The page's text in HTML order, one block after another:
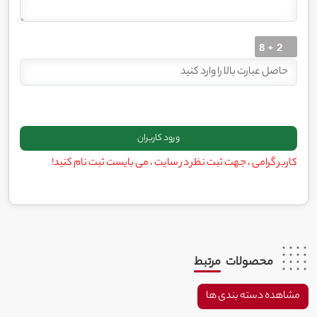
کاربر گرامی ، جهت ثبت نظر در سایت ، می بایست ثبت نام کنید!
محصولات مرتبط
مشاهده دسته بندی ها